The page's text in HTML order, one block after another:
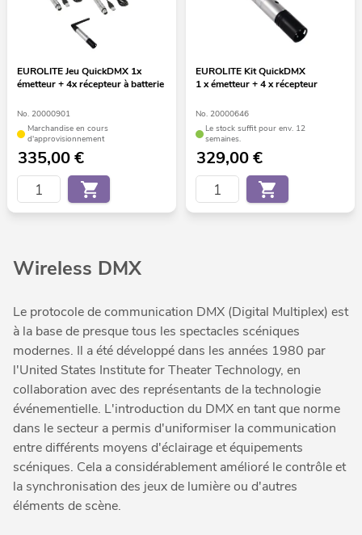
EUROLITE Jeu QuickDMX 1x
émetteur + 4x récepteur à batterie
No. 20000901
Marchandise en cours
d'approvisionnement
335,00€
EUROLITE Kit QuickDMX
1 x émetteur + 4 x récepteur
No. 20000646
Le stock suffit pour env. 12
semaines.
329,00€
Wireless DMX
Le protocole de communication DMX (Digital Multiplex) est
à la base de presque tous les spectacles scéniques
modernes. Il a été développé dans les années 1980 par
l'United States Institute for Theater Technology, en
collaboration avec des représentants de la technologie
événementielle. L'introduction du DMX en tant que norme
dans le secteur a permis d'uniformiser la communication
entre différents moyens d'éclairage et équipements
scéniques. Cela a considérablement amélioré le contrôle et
la synchronisation des jeux de lumière ou d'autres
éléments de scène.